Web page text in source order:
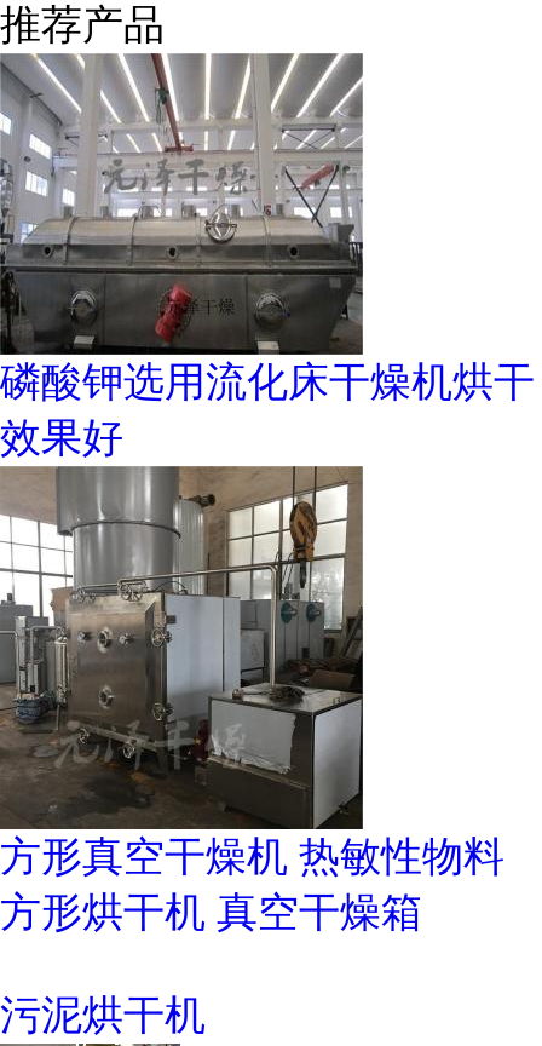
推荐产品
磷酸钾选用流化床干燥机烘干
效果好
方形真空干燥机 热敏性物料
方形烘干机 真空干燥箱
污泥烘干机